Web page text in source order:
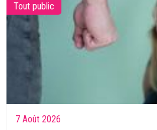
Tout public
7 Août 2026